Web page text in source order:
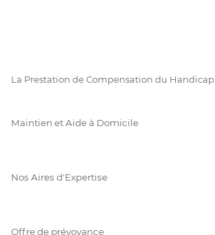
La Prestation de Compensation du Handicap
Maintien et Aide à Domicile
Nos Aires d'Expertise
Offre de prévoyance